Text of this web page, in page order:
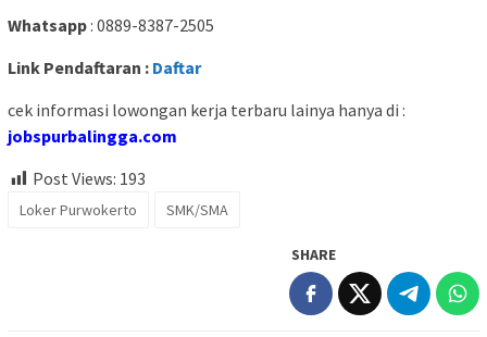
Whatsapp: 0889-8387-2505
Link Pendaftaran : Daftar
cek informasi lowongan kerja terbaru lainya hanya di :
jobspurbalingga.com
Post Views: 193
Loker Purwokerto SMK/SMA
SHARE